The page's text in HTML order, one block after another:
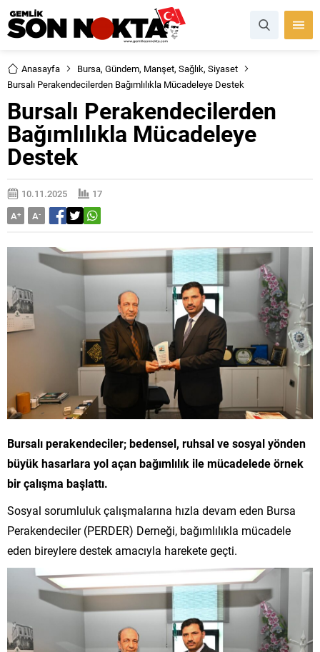
Anasayfa Bursa, Gündem, Manşet, Sağlık, Siyaset
Bursalı Perakendecilerden Bağımlılıkla Mücadeleye Destek
Bursalı Perakendecilerden
Bağımlılıkla Mücadeleye
Destek
10.11.2025
17
A+ A-
Bursalı perakendeciler; bedensel, ruhsal ve sosyal yönden
büyük hasarlara yol açan bağımlılık ile mücadelede örnek
bir çalışma başlattı.
Sosyal sorumluluk çalışmalarına hızla devam eden Bursa
Perakendeciler (PERDER) Derneği, bağımlılıkla mücadele
eden bireylere destek amacıyla harekete geçti.